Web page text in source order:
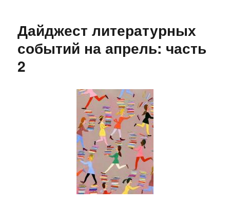
Дайджест литературных
событий на апрель: часть
2